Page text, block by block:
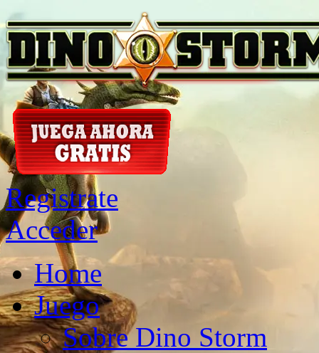
Registrate
Acceder
Home
Juego
Sobre Dino Storm